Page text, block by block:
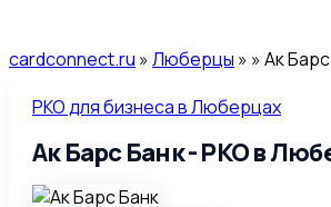
cardconnect.ru »Люберцы » » Ак
РКО для бизнеса в Люберцах
Ак Барс Банк - РКО в